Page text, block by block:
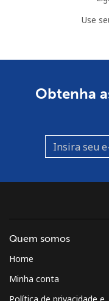
Use
Obtenha
Quem somos
Home
Minha conta